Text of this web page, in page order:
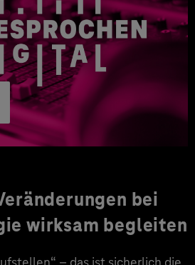
bei
wirksam begleiten